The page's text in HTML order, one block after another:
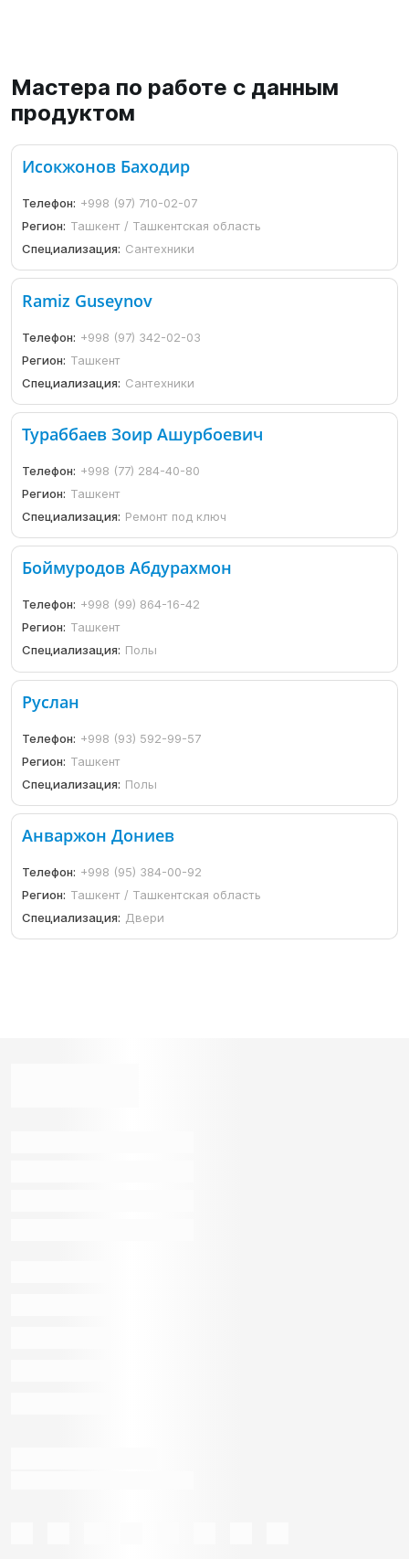
Мастера по работе с данным
продуктом
Исокжонов Баходир
Телефон: +998 (97) 710-02-07
Регион: Ташкент / Ташкентская область
Специализация: Сантехники
Ramiz Guseynov
Телефон: +998 (97) 342-02-03
Регион: Ташкент
Специализация: Сантехники
Тураббаев Зоир Ашурбоевич
Телефон: +998 (77) 284-40-80
Регион: Ташкент
Специализация: Ремонт под ключ
Боймуродов Абдурахмон
Телефон: +998 (99) 864-16-42
Регион: Ташкент
Специализация: Полы
Руслан
Телефон: +998 (93) 592-99-57
Регион: Ташкент
Специализация: Полы
Анваржон Дониев
Телефон: +998 (95) 384-00-92
Регион: Ташкент / Ташкентская область
Специализация: Двери